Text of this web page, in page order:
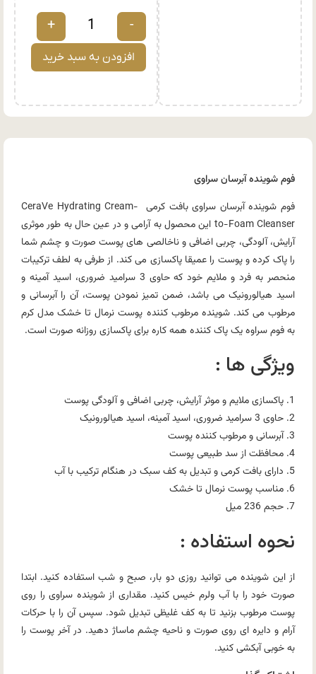
-
+
افزودن به سبد خرید
فوم شوینده آبرسان سراوی
فوم شوینده آبرسان سراوی بافت کرمی CeraVe Hydrating Cream-
to-Foam Cleanser این محصول به آرامی و در عین حال به طور موثری
آرایش، آلودگی، چربی اضافی و ناخالصی های پوست صورت و چشم شما
را پاک کرده و پوست را عمیقا پاکسازی می کند. از طرفی به لطف ترکیبات
منحصر به فرد و ملایم خود که حاوی 3 سرامید ضروری، اسید آمینه و
اسید هیالورونیک می باشد، ضمن تمیز نمودن پوست، آن را آبرسانی و
مرطوب می کند. شوینده مرطوب کننده پوست نرمال تا خشک مدل کرم
به فوم سراوه یک پاک کننده همه کاره برای پاکسازی روزانه صورت است.
ویژگی ها :
1. پاکسازی ملایم و موثر آرایش، چربی اضافی و آلودگی پوست
2. حاوی 3 سرامید ضروری، اسید آمینه، اسید هیالورونیک
3. آبرسانی و مرطوب کننده پوست
4. محافظت از سد طبیعی پوست
5. دارای بافت کرمی و تبدیل به کف سبک در هنگام ترکیب با آب
6. مناسب پوست نرمال تا خشک
7. حجم 236 میل
نحوه استفاده :
از این شوینده می توانید روزی دو بار، صبح و شب استفاده کنید. ابتدا
صورت خود را با آب ولرم خیس کنید. مقداری از شوینده سراوی را روی
پوست مرطوب بزنید تا به کف غلیظی تبدیل شود. سپس آن را با حرکات
آرام و دایره ای روی صورت و ناحیه چشم ماساژ دهید. در آخر پوست را
به خوبی آبکشی کنید.